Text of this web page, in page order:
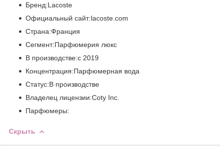
Бренд:Lacoste
Официальный сайт:lacoste.com
Страна:Франция
Сегмент:Парфюмерия люкс
В производстве:с 2019
Концентрация:Парфюмерная вода
Статус:В производстве
Владелец лицензии:Coty Inc.
Парфюмеры:
Скрыть